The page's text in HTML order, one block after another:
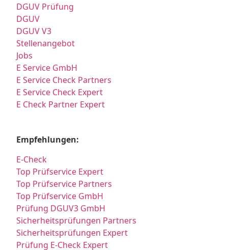
DGUV Prüfung
DGUV
DGUV V3
Stellenangebot
Jobs
E Service GmbH
E Service Check Partners
E Service Check Expert
E Check Partner Expert
Empfehlungen:
E-Check
Top Prüfservice Expert
Top Prüfservice Partners
Top Prüfservice GmbH
Prüfung DGUV3 GmbH
Sicherheitsprüfungen Partners
Sicherheitsprüfungen Expert
Prüfung E-Check Expert